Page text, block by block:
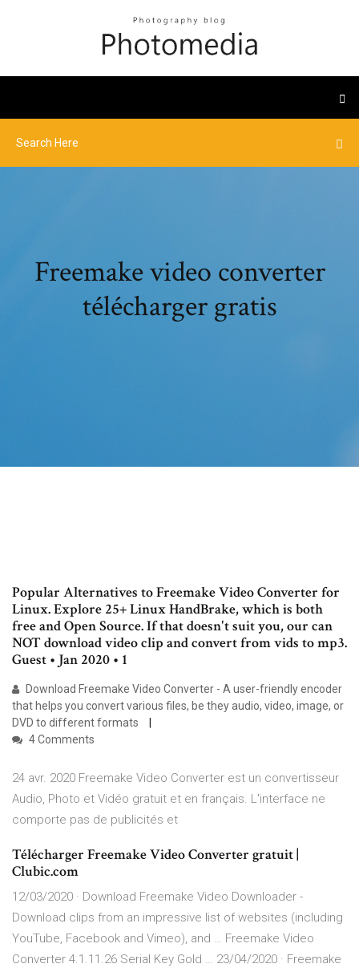
Freemake video converter
télécharger gratis
Popular Alternatives to Freemake Video Converter for
Linux. Explore 25+ Linux HandBrake, which is both
free and Open Source. If that doesn't suit you, our can
NOT download video clip and convert from vids to mp3.
Guest • Jan 2020 • 1
Download Freemake Video Converter - A user-friendly encoder
that helps you convert various files, be they audio, video, image, or
DVD to different formats
4 Comments
24 avr. 2020 Freemake Video Converter est un convertisseur
Audio, Photo et Vidéo gratuit et en français. L'interface ne
comporte pas de publicités et
Télécharger Freemake Video Converter gratuit |
Clubic.com
12/03/2020 · Download Freemake Video Downloader -
Download clips from an impressive list of websites (including
YouTube, Facebook and Vimeo), and … Freemake Video
Converter 4.1.11.26 Serial Key Gold … 23/04/2020 · Freemake